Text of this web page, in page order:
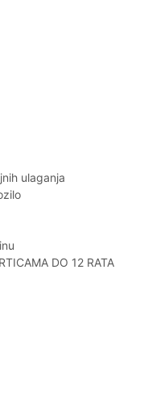
ulaganja
DO 12 RATA